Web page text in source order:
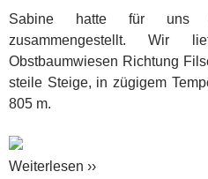
Sabine hatte für uns
zusammengestellt. Wir
Obstbaumwiesen Richtung
steile Steige, in zügigem
805 m.
Weiterlesen ››